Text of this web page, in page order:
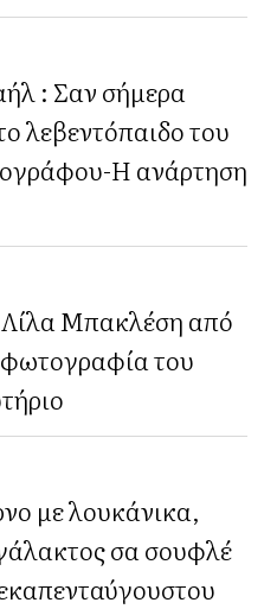
: Σαν σήμερα
λεβεντόπαιδο του
Η ανάρτηση
Λίλα Μπακλέση από
του
με λουκάνικα,
σα σουφλέ